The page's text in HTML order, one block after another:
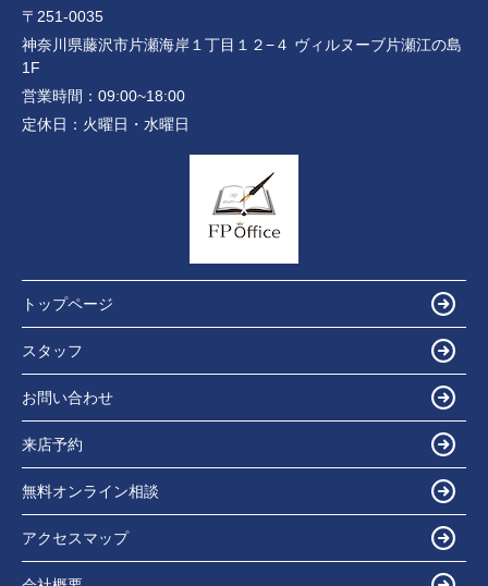
〒251-0035
神奈川県藤沢市片瀬海岸１丁目１２−４ ヴィルヌーブ片瀬江の島
1F
営業時間： 09:00~18:00
定休日： 火曜日・水曜日
トップページ
スタッフ
お問い合わせ
来店予約
無料オンライン相談
アクセスマップ